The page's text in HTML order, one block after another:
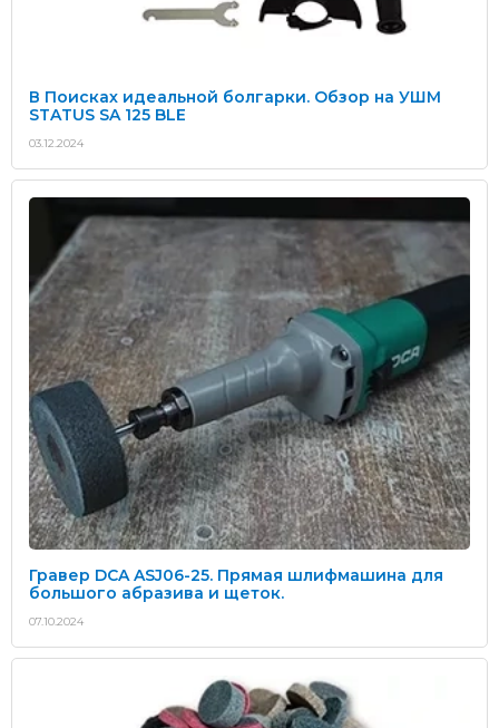
В Поисках идеальной болгарки. Обзор на УШМ
STATUS SA 125 BLE
03.12.2024
Гравер DCA ASJ06-25. Прямая шлифмашина для
большого абразива и щеток.
07.10.2024